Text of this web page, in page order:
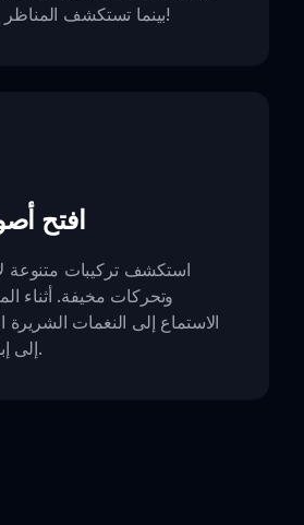
بينما تستكشف المناظر الصوتية المخيفة!
افتح
استكشف تركيبات متنوعة
وتحركات مخيفة. أثناء
الاستماع إلى النغمات
إلى إبداعك الموسيقي.